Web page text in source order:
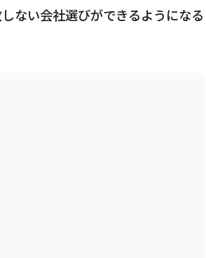
ない会社選びができるようになる